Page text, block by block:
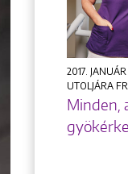
2017. JANUÁR
UTOLJÁRA
Minden,